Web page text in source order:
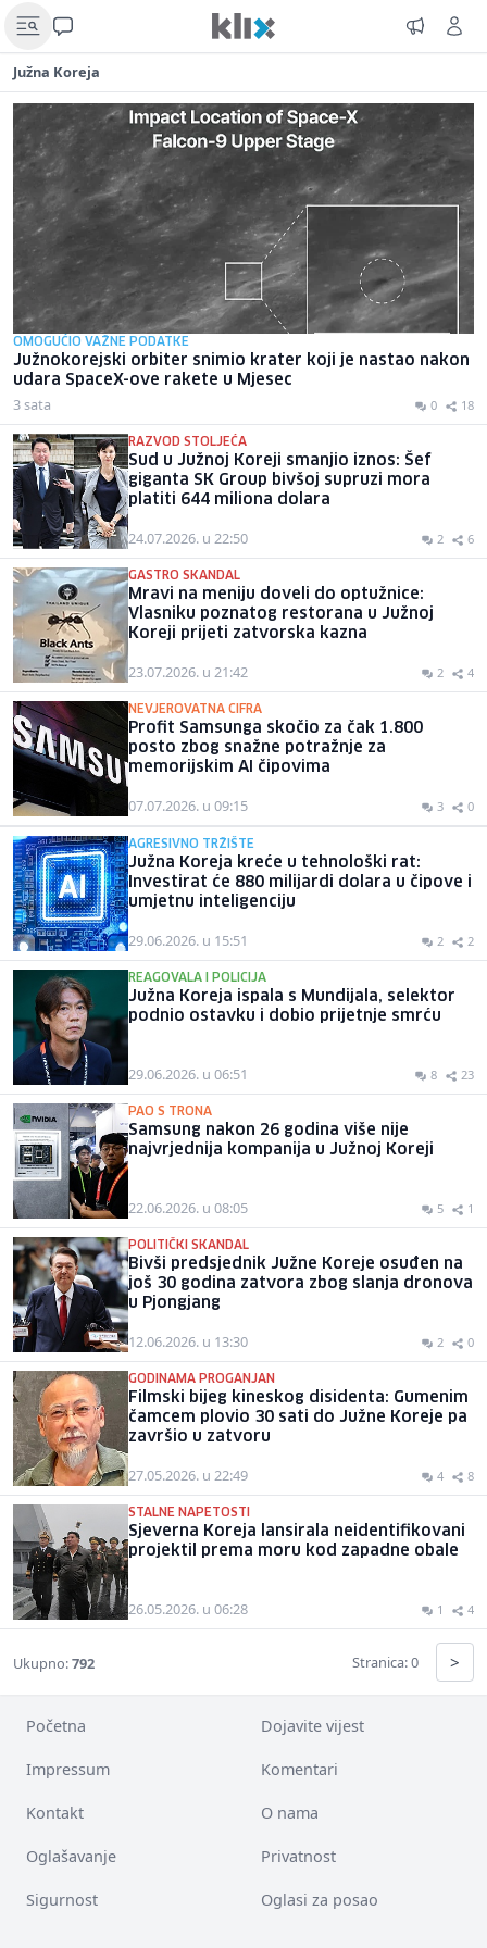
Južna Koreja
OMOGUĆIO VAŽNE PODATKE
Južnokorejski orbiter snimio krater koji je nastao nakon
udara SpaceX-ove rakete u Mjesec
3 sata 0 18
RAZVOD STOLJEĆA
Sud u Južnoj Koreji smanjio iznos: Šef
giganta SK Group bivšoj supruzi mora
platiti 644 miliona dolara
24.07.2026. u 22:50 2 6
GASTRO SKANDAL
Mravi na meniju doveli do optužnice:
Vlasniku poznatog restorana u Južnoj
Koreji prijeti zatvorska kazna
23.07.2026. u 21:42 2 4
NEVJEROVATNA CIFRA
Profit Samsunga skočio za čak 1.800
posto zbog snažne potražnje za
memorijskim AI čipovima
07.07.2026. u 09:15 3 0
AGRESIVNO TRŽIŠTE
Južna Koreja kreće u tehnološki rat:
Investirat će 880 milijardi dolara u čipove i
umjetnu inteligenciju
29.06.2026. u 15:51 2 2
REAGOVALA I POLICIJA
Južna Koreja ispala s Mundijala, selektor
podnio ostavku i dobio prijetnje smrću
29.06.2026. u 06:51 8 23
PAO S TRONA
Samsung nakon 26 godina više nije
najvrjednija kompanija u Južnoj Koreji
22.06.2026. u 08:05 5 1
POLITIČKI SKANDAL
Bivši predsjednik Južne Koreje osuđen na
još 30 godina zatvora zbog slanja dronova
u Pjongjang
12.06.2026. u 13:30 2 0
GODINAMA PROGANJAN
Filmski bijeg kineskog disidenta: Gumenim
čamcem plovio 30 sati do Južne Koreje pa
završio u zatvoru
27.05.2026. u 22:49 4 8
STALNE NAPETOSTI
Sjeverna Koreja lansirala neidentifikovani
projektil prema moru kod zapadne obale
26.05.2026. u 06:28 1 4
Ukupno:792 Stranica: 0 >
Početna Dojavite vijest
Impressum Komentari
Kontakt O nama
Oglašavanje Privatnost
Sigurnost Oglasi za posao